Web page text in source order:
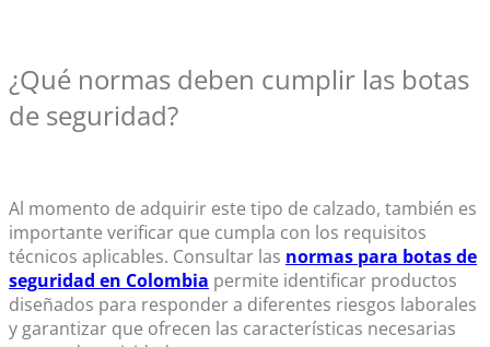
¿Qué normas deben cumplir las botas
de seguridad?
Al momento de adquirir este tipo de calzado, también es
importante verificar que cumpla con los requisitos
técnicos aplicables. Consultar las normas para botas de
seguridad en Colombia permite identificar productos
diseñados para responder a diferentes riesgos laborales
y garantizar que ofrecen las características necesarias